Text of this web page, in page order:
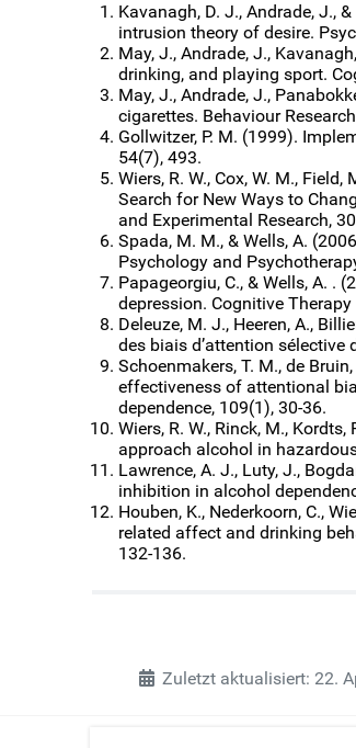
Kavanagh, D. J., Andrade, J.,
intrusion theory of desire.
May, J., Andrade, J.,
drinking, and playing sport.
May, J., Andrade, J.,
cigarettes. Behaviour
Gollwitzer, P. M. (1999).
54(7), 493.
Wiers, R. W., Cox, W. M.,
Search for New Ways to
and Experimental Research,
Spada, M. M., & Wells, A.
Psychology and
Papageorgiu, C., & Wells, A.
depression. Cognitive Therapy
Deleuze, M. J., Heeren, A.,
des biais d’attention sélective
Schoenmakers, T. M., de
effectiveness of attentional
dependence, 109(1), 30-36.
Wiers, R. W., Rinck, M.,
approach alcohol in
Lawrence, A. J., Luty, J.,
inhibition in alcohol
Houben, K., Nederkoorn, C.,
related affect and drinking
132-136.
Zuletzt aktualisiert: 22.